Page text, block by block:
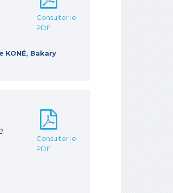
Consulter le
PDF
KONÉ, Bakary
Consulter le
PDF